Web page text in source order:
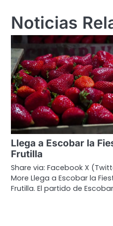
entradas
Noticias
Llega a Escobar la
Frutilla
Share via: Facebook X
More Llega a Escobar la
Frutilla. El partido de